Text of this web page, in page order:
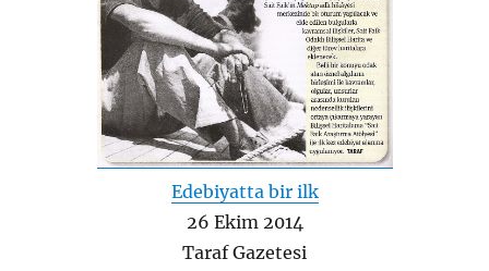
Edebiyatta bir ilk
26 Ekim 2014
Taraf Gazetesi